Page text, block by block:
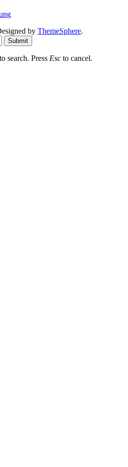
by ThemeSphere.
Submit
search. Press Esc to cancel.